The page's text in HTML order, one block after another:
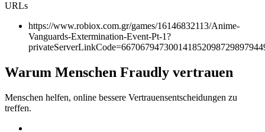
URLs
https://www.robiox.com.gr/games/16146832113/Anime-
Vanguards-Extermination-Event-Pt-1?
Warum Menschen Fraudly vertrauen
Menschen helfen, online bessere Vertrauensentscheidungen zu
treffen.